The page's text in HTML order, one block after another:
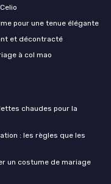
pour une tenue élégante
et décontracté
à col mao
chaudes pour la
: les règles que les
un costume de mariage